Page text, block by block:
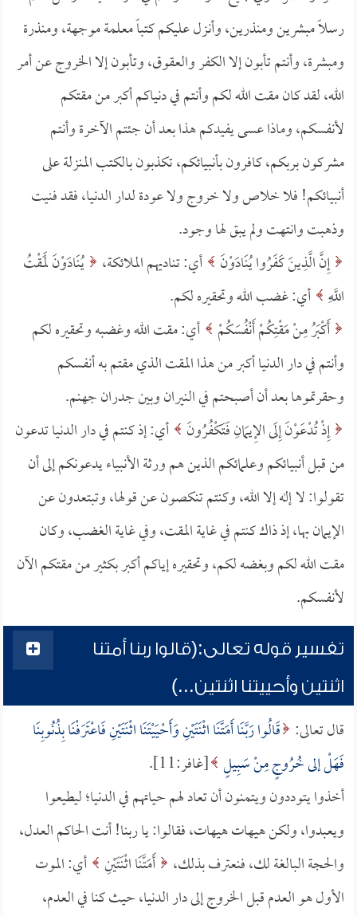
رسلاً مبشرين ومنذرين، وأنزل عليكم كتباً معلمة موجهة، ومنذرة
ومبشرة، وأنتم تأبون إلا الكفر والعقوق، وتأبون إلا الخروج عن أمر
الله، لقد كان مقت الله لكم وأنتم في دنياكم أكبر من مقتكم
لأنفسكم، وماذا عسى يفيدكم هذا بعد أن جئتم الآخرة وأنتم
مشركون بربكم، كافرون بأنبيائكم، تكذبون بالكتب المنزلة على
أنبيائكم! فلا خلاص ولا خروج ولا عودة لدار الدنيا، فقد فنيت
وذهبت وانتهت ولم يبق لها وجود.
إِنَّ الَّذِينَ كَفَرُوا يُنَادَوْنَ أي: تناديهم الملائكة، يُنَادَوْنَ لَمَقْتُ
اللَّهِ أي: غضب الله وتحقيره لكم.
أَكْبَرُ مِنْ مَقْتِكُمْ أَنْفُسَكُمْ أي: مقت الله وغضبه وتحقيره لكم
وأنتم في دار الدنيا أكبر من هذا المقت الذي مقتم به أنفسكم
وحقرتموها بعد أن أصبحتم في النيران وبين جدران جهنم.
إِذْ تُدْعَوْنَ إِلَى الإِيمَانِ فَتَكْفُرُونَ أي: إذ كنتم في دار الدنيا تدعون
من قبل أنبيائكم وعلمائكم الذين هم ورثة الأنبياء يدعونكم إلى أن
تقولوا: لا إله إلا الله، وكنتم تنكصون عن قولها، وتبتعدون عن
الإيمان بها، إذ ذاك كنتم في غاية المقت، وفي غاية الغضب، وكان
مقت الله لكم وبغضه لكم، وتحقيره إياكم أكبر بكثير من مقتكم الآن
لأنفسكم.
تفسير قوله تعالى:(قالوا ربنا أمتنا
اثنتين وأحييتنا اثنتين...)
قال تعالى: قَالُوا رَبَّنَا أَمَتَّنَا اثْنَتَيْنِ وَأَحْيَيْتَنَا اثْنَتَيْنِ فَاعْتَرَفْنَا بِذُنُوبِنَا
فَهَلْ إلى خُرُوجٍ مِنْ سَبِيلٍ [غافر:11].
أخذوا يتوددون ويتمنون أن تعاد لهم حياتهم في الدنيا؛ ليطيعوا
ويعبدوا، ولكن هيهات هيهات، فقالوا: يا ربنا! أنت الحاكم العدل،
والحجة البالغة لك، فنعترف بذلك، أَمَتَّنَا اثْنَتَيْنِ أي: الموت
الأول هو العدم قبل الخروج إلى دار الدنيا، حيث كنا في العدم،